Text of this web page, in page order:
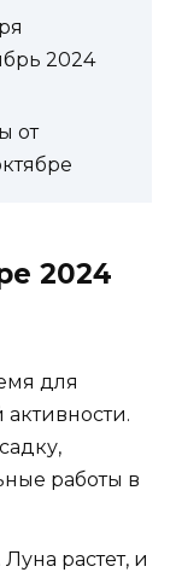
2024
от
2024
для
работы в
Луна растет, и